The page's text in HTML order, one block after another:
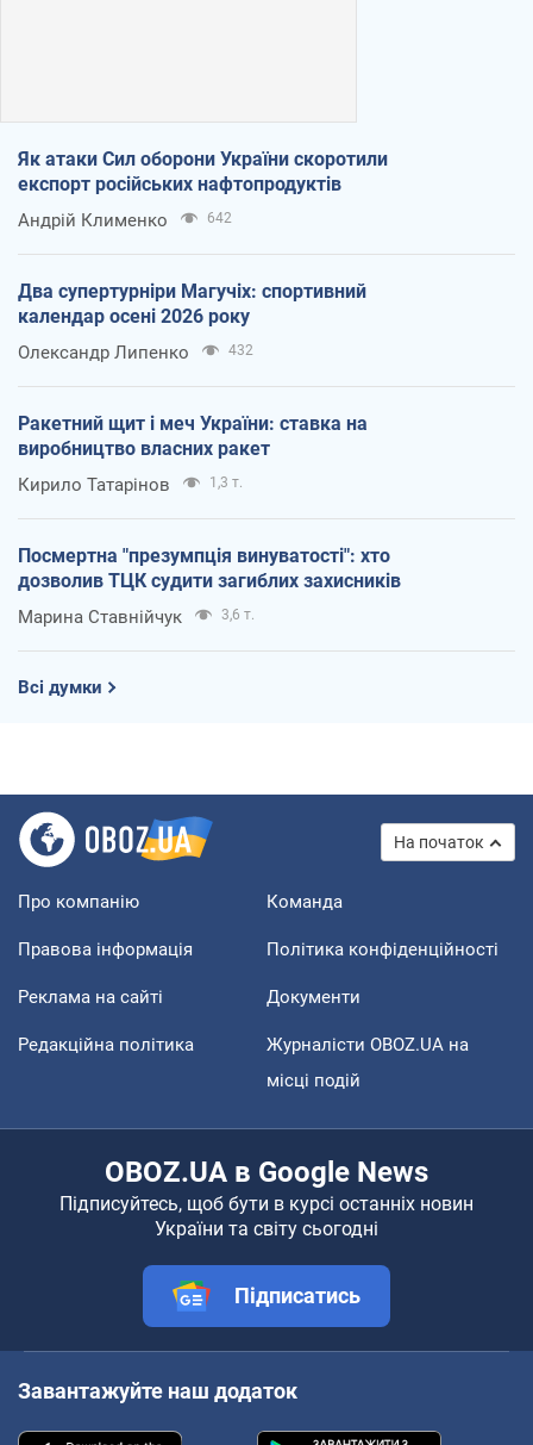
Як атаки Сил оборони України скоротили
експорт російських нафтопродуктів
Андрій Клименко 642
Два супертурніри Магучіх: спортивний
календар осені 2026 року
Олександр Липенко 432
Ракетний щит і меч України: ставка на
виробництво власних ракет
Кирило Татарінов 1,3 т.
Посмертна "презумпція винуватості": хто
дозволив ТЦК судити загиблих захисників
Марина Ставнійчук 3,6 т.
Всі думки
На початок
Про компанію Команда
Правова інформація Політика конфіденційності
Реклама на сайті Документи
Редакційна політика
Журналісти OBOZ.UA на
місці подій
OBOZ.UA в Google News
Підписуйтесь, щоб бути в курсі останніх новин
України та світу сьогодні
Підписатись
Завантажуйте наш додаток